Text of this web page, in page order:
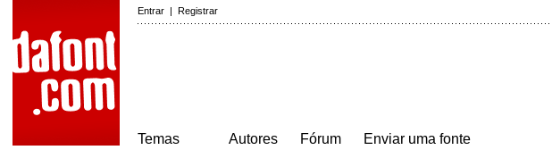
Entrar | Registrar
Temas
Autores
Fórum
Enviar uma fonte